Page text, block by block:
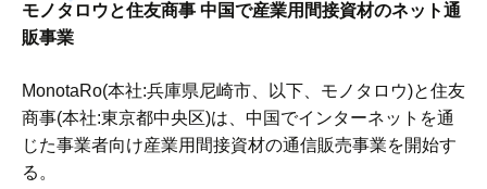
モノタロウと住友商事 中国で産業用間接資材のネット通
販事業
MonotaRo(本社:兵庫県尼崎市、以下、モノタロウ)と住友
商事(本社:東京都中央区)は、中国でインターネットを通
じた事業者向け産業用間接資材の通信販売事業を開始す
る。